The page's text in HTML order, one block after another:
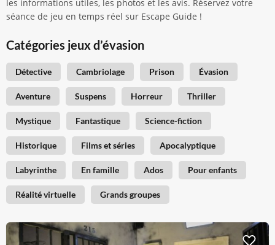
les informations utiles, les photos et les avis. Réservez votre
séance de jeu en temps réel sur Escape Guide !
Catégories jeux d’évasion
Détective Cambriolage Prison Évasion
Aventure Suspens Horreur Thriller
Mystique Fantastique Science-fiction
Historique Films et séries Apocalyptique
Labyrinthe En famille Ados Pour enfants
Réalité virtuelle Grands groupes